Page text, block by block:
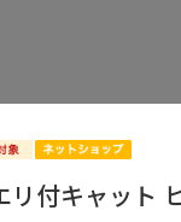
リ付キャット